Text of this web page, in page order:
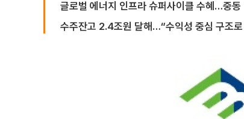
글로벌 에너지 인프라 슈퍼사이클 수혜…중
수주잔고 2.4조원 달해…“수익성 중심 구조